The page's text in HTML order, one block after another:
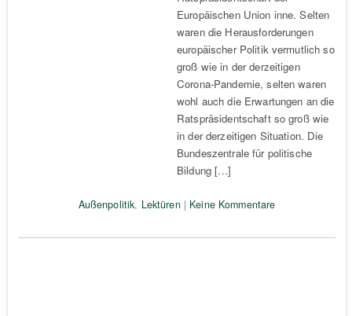
Europäischen Union inne. Selten
waren die Herausforderungen
europäischer Politik vermutlich so
groß wie in der derzeitigen
Corona-Pandemie, selten waren
wohl auch die Erwartungen an die
Ratspräsidentschaft so groß wie
in der derzeitigen Situation. Die
Bundeszentrale für politische
Bildung […]
Außenpolitik, Lektüren| Keine Kommentare